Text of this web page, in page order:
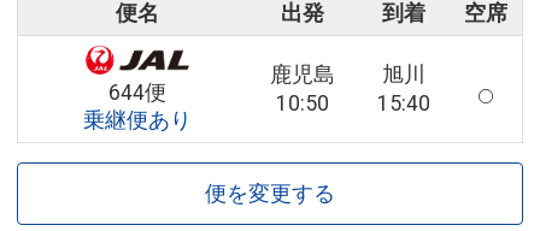
便名 出発 到着 空席
644便
乗継便あり
鹿児島
10:50
旭川
15:40
便を変更する